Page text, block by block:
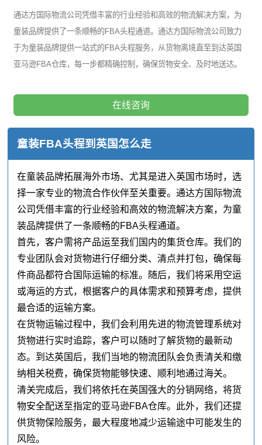
通达方国际物流公司凭借丰富的行业经验和高效的物流解决方案，为
童装品牌提供了一条顺畅的FBA头程通道。通达方国际物流公司致力
于为童装品牌提供一站式的FBA头程服务，从货物离境直至到达英国
亚马逊FBA仓库，每一步都精确控制，确保货物安全、及时地送达。
在线咨询
童装FBA头程到英国怎么走
在童装品牌拓展海外市场、尤其是进入英国市场时，选
择一家专业的物流合作伙伴至关重要。通达方国际物流
公司凭借丰富的行业经验和高效的物流解决方案，为童
装品牌提供了一条顺畅的FBA头程通道。
首先，客户需将产品运至我们国内的集货仓库。我们的
专业团队会对货物进行仔细分类、清点并打包，确保每
件商品都符合国际运输的标准。随后，我们将采用空运
或海运的方式，根据客户的具体需求和预算考虑，提供
最合适的运输方案。
在货物运输过程中，我们会利用先进的物流管理系统对
货物进行实时追踪，客户可以随时了解货物的最新动
态。到达英国后，我们当地的物流团队会负责清关和缴
纳相关税费，确保货物能够快速、顺利地通过海关。
清关完成后，我们将依托在英国强大的分销网络，将货
物安全配送至指定的亚马逊FBA仓库。此外，我们还提
供货物保险服务，最大程度地减少运输途中可能发生的
风险。